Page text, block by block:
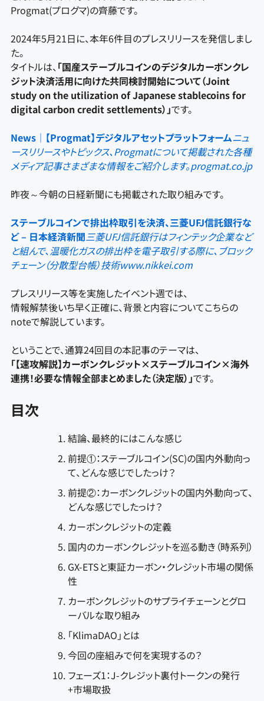
Progmat(プログマ)の齊藤です。
2024年5月21日に、本年6件目のプレスリリースを発信しまし
た。
タイトルは、 「国産ステーブルコインのデジタルカーボンクレ
ジット決済活用に向けた共同検討開始について（Joint
study on the utilization of Japanese stablecoins for
digital carbon credit settlements）」です。
News｜【Progmat】デジタルアセットプラットフォームニュ
ースリリースやトピックス、Progmatについて掲載された各種
メディア記事さまざまな情報をご紹介します。progmat.co.jp
昨夜～今朝の日経新聞にも掲載された取り組みです。
ステーブルコインで排出枠取引を決済、三菱UFJ信託銀行な
ど – 日本経済新聞三菱UFJ信託銀行はフィンテック企業など
と組んで、温暖化ガスの排出枠を電子取引する際に、ブロック
チェーン（分散型台帳）技術www.nikkei.com
プレスリリース等を実施したイベント週では、
情報解禁後いち早く正確に、背景と内容についてこちらの
noteで解説しています。
ということで、通算24回目の本記事のテーマは、
「【速攻解説】カーボンクレジット×ステーブルコイン×海外
連携！必要な情報全部まとめました（決定版）」です。
目次
結論、最終的にはこんな感じ
前提①：ステーブルコイン(SC)の国内外動向っ
て、どんな感じでしたっけ？
前提②：カーボンクレジットの国内外動向って、
どんな感じでしたっけ？
カーボンクレジットの定義
国内のカーボンクレジットを巡る動き（時系列）
GX-ETSと東証カーボン・クレジット市場の関係
性
カーボンクレジットのサプライチェーンとグロ
ーバルな取り組み
「KlimaDAO」とは
今回の座組みで何を実現するの？
フェーズ1：J-クレジット裏付トークンの発行
+市場取扱